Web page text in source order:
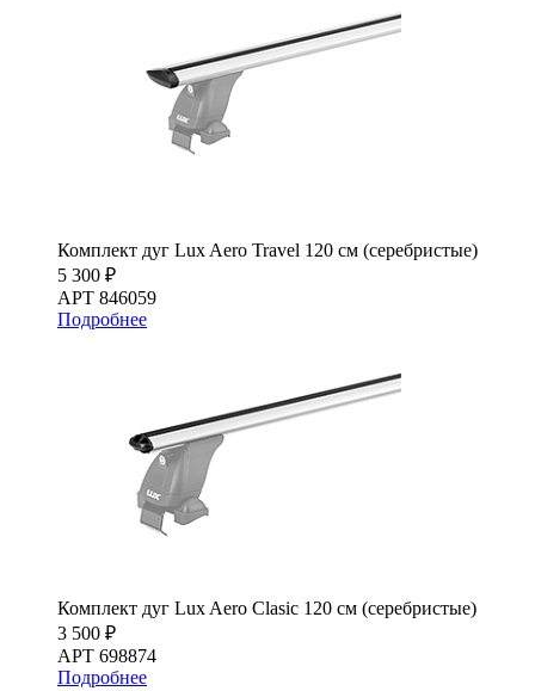
Комплект дуг Lux Aero Travel 120 см (серебристые)
5 300 ₽
АРТ 846059
Подробнее
Комплект дуг Lux Aero Clasic 120 см (серебристые)
3 500 ₽
АРТ 698874
Подробнее